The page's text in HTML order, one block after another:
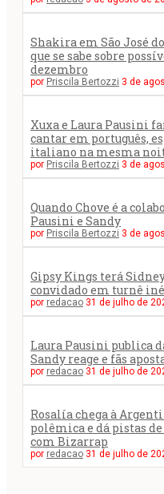
Shakira em São José
que se sabe sobre
dezembro
por Priscila Bertozzi 3 de
Xuxa e Laura Pausini
cantar em português,
italiano na mesma
por Priscila Bertozzi 3 de
Quando Chove é a
Pausini e Sandy
por Priscila Bertozzi 3 de
Gipsy Kings terá
convidado em turnê
por redacao 31 de julho de
Laura Pausini publica
Sandy reage e fãs
por redacao 31 de julho de
Rosalía chega à
polêmica e dá pistas
com Bizarrap
por redacao 31 de julho de